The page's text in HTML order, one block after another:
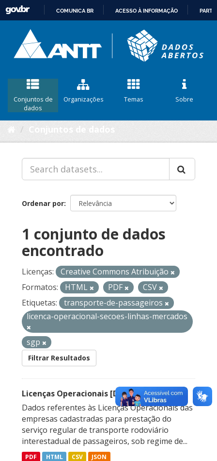
CONTEÚDO
COMUNICA BR ACESSO À INFORMAÇÃO
Conjuntos de
dados
Organizações Temas Sobre
Ordenar por
1 conjunto de dados
encontrado
Licenças:
Creative Commons Atribuição
Formatos:
HTML PDF
CSV
Etiquetas:
transporte-de-passageiros
licenca-operacional-secoes-linhas-mercados
sgp
Filtrar Resultados
Licenças Operacionais [Descontinuado]
Dados referentes às Licenças Operacionais das
empresas cadastradas para prestação do
serviço regular de transporte rodoviário
interestadual de passageiros, sob regime de...
PDF HTML CSV JSON